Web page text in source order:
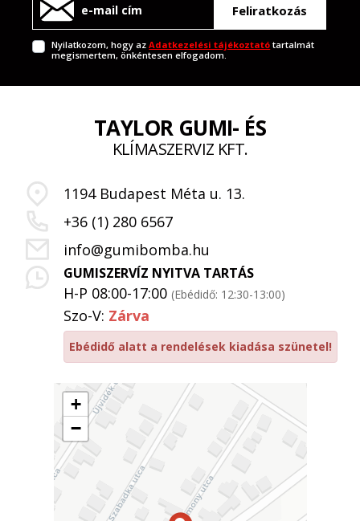
Feliratkozás
Nyilatkozom, hogy azAdatkezelési tájékoztató tartalmát
megismertem, önkéntesen elfogadom.
+
−
TAYLOR GUMI- ÉS
KLÍMASZERVIZ KFT.
1194 Budapest Méta u. 13.
+36 (1) 280 6567
info@gumibomba.hu
GUMISZERVÍZ NYITVA TARTÁS
H-P 08:00-17:00 (Ebédidő: 12:30-13:00)
Szo-V: Zárva
Ebédidő alatt a rendelések kiadása szünetel!